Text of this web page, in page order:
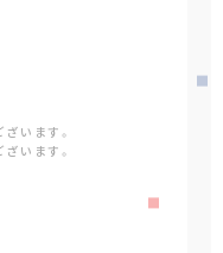
います。
います。